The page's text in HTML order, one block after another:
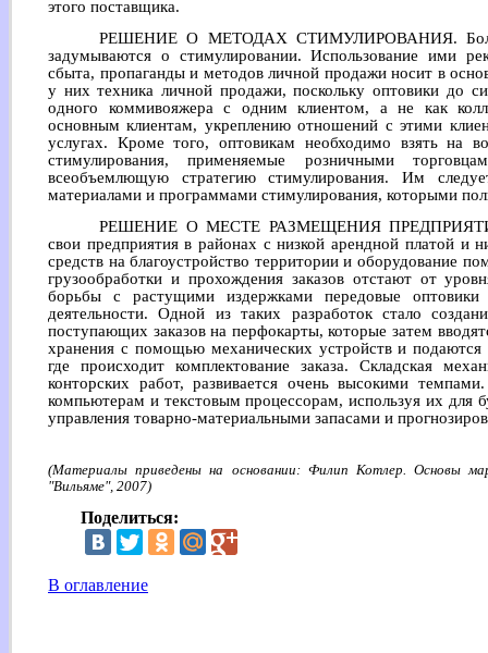
этого поставщика.
РЕШЕНИЕ О МЕТОДАХ СТИМУЛИРОВАНИЯ.
задумываются о стимулировании. Использование ими
сбыта, пропаганды и методов личной продажи носит в
у них техника личной продажи, поскольку оптовики до
одного коммивояжера с одним клиентом, а не как
основным клиентам, укреплению отношений с этими
услугах. Кроме того, оптовикам необходимо взять на
стимулирования, применяемые розничными
всеобъемлющую стратегию стимулирования. Им
материалами и программами стимулирования, которыми
РЕШЕНИЕ О МЕСТЕ РАЗМЕЩЕНИЯ
свои предприятия в районах с низкой арендной платой и
средств на благоустройство территории и оборудование
грузообработки и прохождения заказов отстают от
борьбы с растущими издержками передовые
деятельности. Одной из таких разработок стало
поступающих заказов на перфокарты, которые затем
хранения с помощью механических устройств и
где происходит комплектование заказа. Складская
конторских работ, развивается очень высокими
компьютерам и текстовым процессорам, используя их для
управления товарно-материальными запасами и
(Материалы приведены на основании: Филип Котлер. Основы
"Вильяме", 2007)
Поделиться:
В оглавление